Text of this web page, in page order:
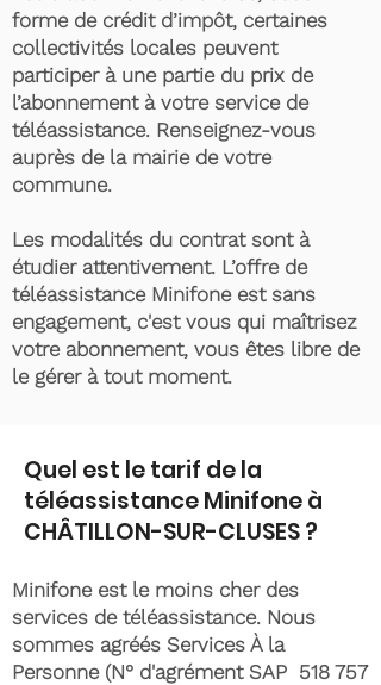
forme de crédit d’impôt, certaines
collectivités locales peuvent
participer à une partie du prix de
l’abonnement à votre service de
téléassistance. Renseignez-vous
auprès de la mairie de votre
commune.
Les modalités du contrat sont à
étudier attentivement. L’offre de
téléassistance Minifone est sans
engagement, c'est vous qui maîtrisez
votre abonnement, vous êtes libre de
le gérer à tout moment.
Quel est le tarif de la
téléassistance Minifone à
CHÂTILLON-SUR-CLUSES ?
Minifone est le moins cher des
services de téléassistance. Nous
sommes agréés Services À la
Personne (N° d'agrément SAP 518 757